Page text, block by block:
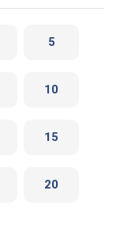
5
10
15
20